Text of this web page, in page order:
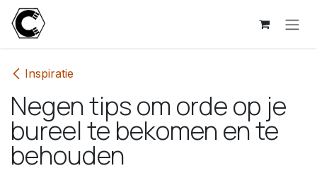
Overslaan naar inhoud
Inspiratie
Negen tips om orde op je
bureel te bekomen en te
behouden